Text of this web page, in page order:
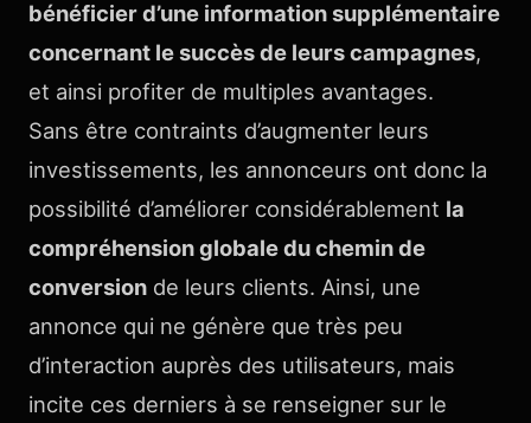
bénéficier d’une information supplémentaire
concernant le succès de leurs campagnes,
et ainsi profiter de multiples avantages.
Sans être contraints d’augmenter leurs
investissements, les annonceurs ont donc la
possibilité d’améliorer considérablement la
compréhension globale du chemin de
conversion de leurs clients. Ainsi, une
annonce qui ne génère que très peu
d’interaction auprès des utilisateurs, mais
incite ces derniers à se renseigner sur le